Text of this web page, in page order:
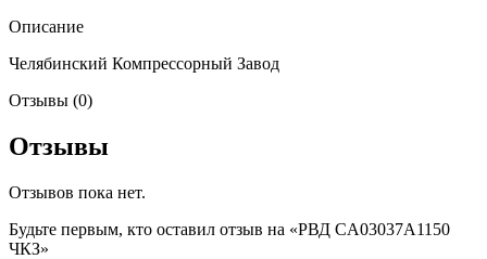
Описание
Челябинский Компрессорный Завод
Отзывы (0)
Отзывы
Отзывов пока нет.
Будьте первым, кто оставил отзыв на «РВД CA03037A1150
ЧКЗ»